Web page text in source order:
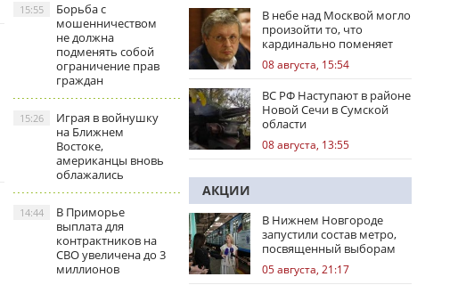
Борьба с
мошенничеством
не должна
подменять собой
ограничение прав
граждан
15:55
Играя в войнушку
на Ближнем
Востоке,
американцы вновь
облажались
15:26
В Приморье
выплата для
контрактников на
СВО увеличена до 3
миллионов
14:44
В небе над Москвой могло
произойти то, что
кардинально поменяет
правила игры
08 августа, 15:54
ВС РФ Наступают в районе
Новой Сечи в Сумской
области
08 августа, 13:55
АКЦИИ
В Нижнем Новгороде
запустили состав метро,
посвященный выборам
05 августа, 21:17